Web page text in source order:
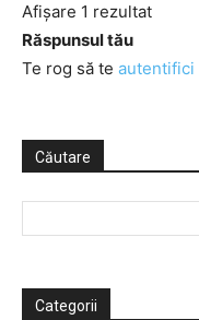
Afișare 1 rezultat
Răspunsul tău
Te rog să te autentifici
Căutare
Categorii